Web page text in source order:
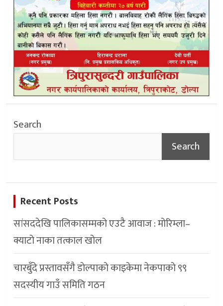
Search
Search
Recent Posts
सांसददेखि पालिकासम्मको एउटै आवाज : मोरिम्ला–
क्याटो नाका तत्काल खोल
चारबुँदे प्रस्तावसँगै डाेल्पाकाे काइकेमा नेकपाकाे ९९
सदस्यीय गाउँ समिति गठन